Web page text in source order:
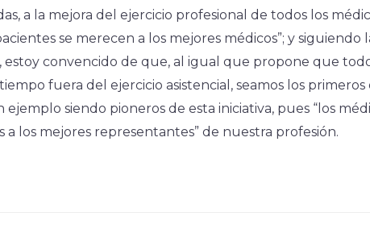
a la mejora del ejercicio profesional de todos los
se merecen a los mejores médicos”; y siguiendo
estoy convencido de que, al igual que propone que
fuera del ejercicio asistencial, seamos los primeros
ejemplo siendo pioneros de esta iniciativa, pues “los
a los mejores representantes” de nuestra profesión.